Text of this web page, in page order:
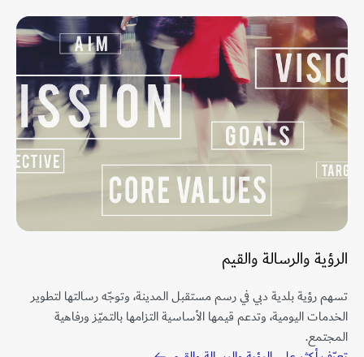
الرؤية والرسالة والقيم
تسهم رؤية بلدية دبي في رسم مستقبل المدينة، وتوجّه رسالتها لتطوير
الخدمات اليومية، وتدعم قيمها الأساسية التزامها بالتميّز ورفاهية
المجتمع.